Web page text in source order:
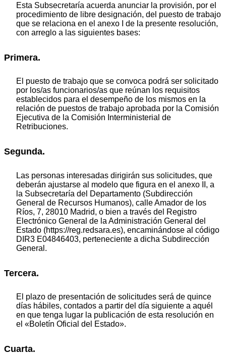
Esta Subsecretaría acuerda anunciar la provisión, por el
procedimiento de libre designación, del puesto de trabajo
que se relaciona en el anexo I de la presente resolución,
con arreglo a las siguientes bases:
Primera.
El puesto de trabajo que se convoca podrá ser solicitado
por los/as funcionarios/as que reúnan los requisitos
establecidos para el desempeño de los mismos en la
relación de puestos de trabajo aprobada por la Comisión
Ejecutiva de la Comisión Interministerial de
Retribuciones.
Segunda.
Las personas interesadas dirigirán sus solicitudes, que
deberán ajustarse al modelo que figura en el anexo II, a
la Subsecretaría del Departamento (Subdirección
General de Recursos Humanos), calle Amador de los
Ríos, 7, 28010 Madrid, o bien a través del Registro
Electrónico General de la Administración General del
Estado (https://reg.redsara.es), encaminándose al código
DIR3 E04846403, perteneciente a dicha Subdirección
General.
Tercera.
El plazo de presentación de solicitudes será de quince
días hábiles, contados a partir del día siguiente a aquél
en que tenga lugar la publicación de esta resolución en
el «Boletín Oficial del Estado».
Cuarta.